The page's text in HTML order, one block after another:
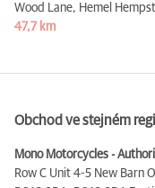
Wood Lane, Hemel
47,7 km
Obchod ve stejném
Mono Motorcycles -
Row C Unit 4-5 New Barn